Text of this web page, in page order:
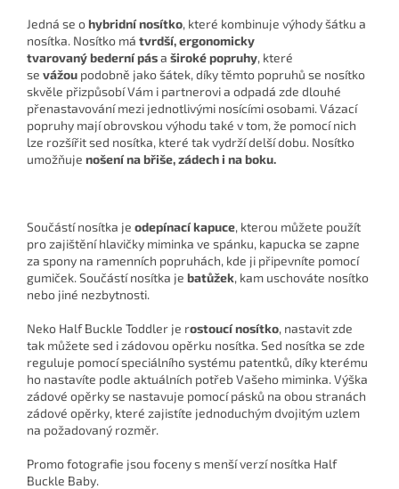
Jedná se ohybridní nosítko, které kombinuje výhody šátku a
nosítka. Nosítko má tvrdší, ergonomicky
tvarovaný bederní pása široké popruhy, které
se vážou podobně jako šátek, díky těmto popruhů se nosítko
skvěle přizpůsobí Vám i partnerovi a odpadá zde dlouhé
přenastavování mezi jednotlivými nosícími osobami. Vázací
popruhy mají obrovskou výhodu také v tom, že pomocí nich
lze rozšířit sed nosítka, které tak vydrží delší dobu. Nosítko
umožňuje nošení na břiše, zádech i na boku.
Součástí nosítka je odepínací kapuce, kterou můžete použít
pro zajištění hlavičky miminka ve spánku, kapucka se zapne
za spony na ramenních popruhách, kde ji připevníte pomocí
gumiček. Součástí nosítka je batůžek, kam uschováte nosítko
nebo jiné nezbytnosti.
Neko Half Buckle Toddler je rostoucí nosítko, nastavit zde
tak můžete sed i zádovou opěrku nosítka. Sed nosítka se zde
reguluje pomocí speciálního systému patentků, díky kterému
ho nastavíte podle aktuálních potřeb Vašeho miminka. Výška
zádové opěrky se nastavuje pomocí pásků na obou stranách
zádové opěrky, které zajistíte jednoduchým dvojitým uzlem
na požadovaný rozměr.
Promo fotografie jsou foceny s menší verzí nosítka Half
Buckle Baby.